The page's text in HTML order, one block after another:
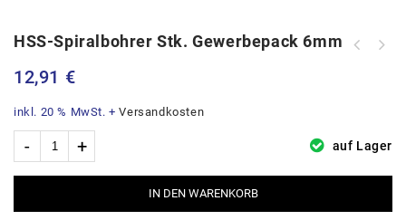
HSS-Spiralbohrer Stk. Gewerbepack 6mm
12,91 €
inkl. 20 % MwSt. +Versandkosten
auf Lager
IN DEN WARENKORB